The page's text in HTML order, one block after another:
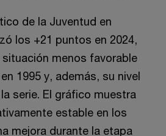
de la Juventud en
los +21 puntos en 2024,
menos favorable
1995 y, además, su nivel
serie. El gráfico muestra
estable en los
mejora durante la etapa